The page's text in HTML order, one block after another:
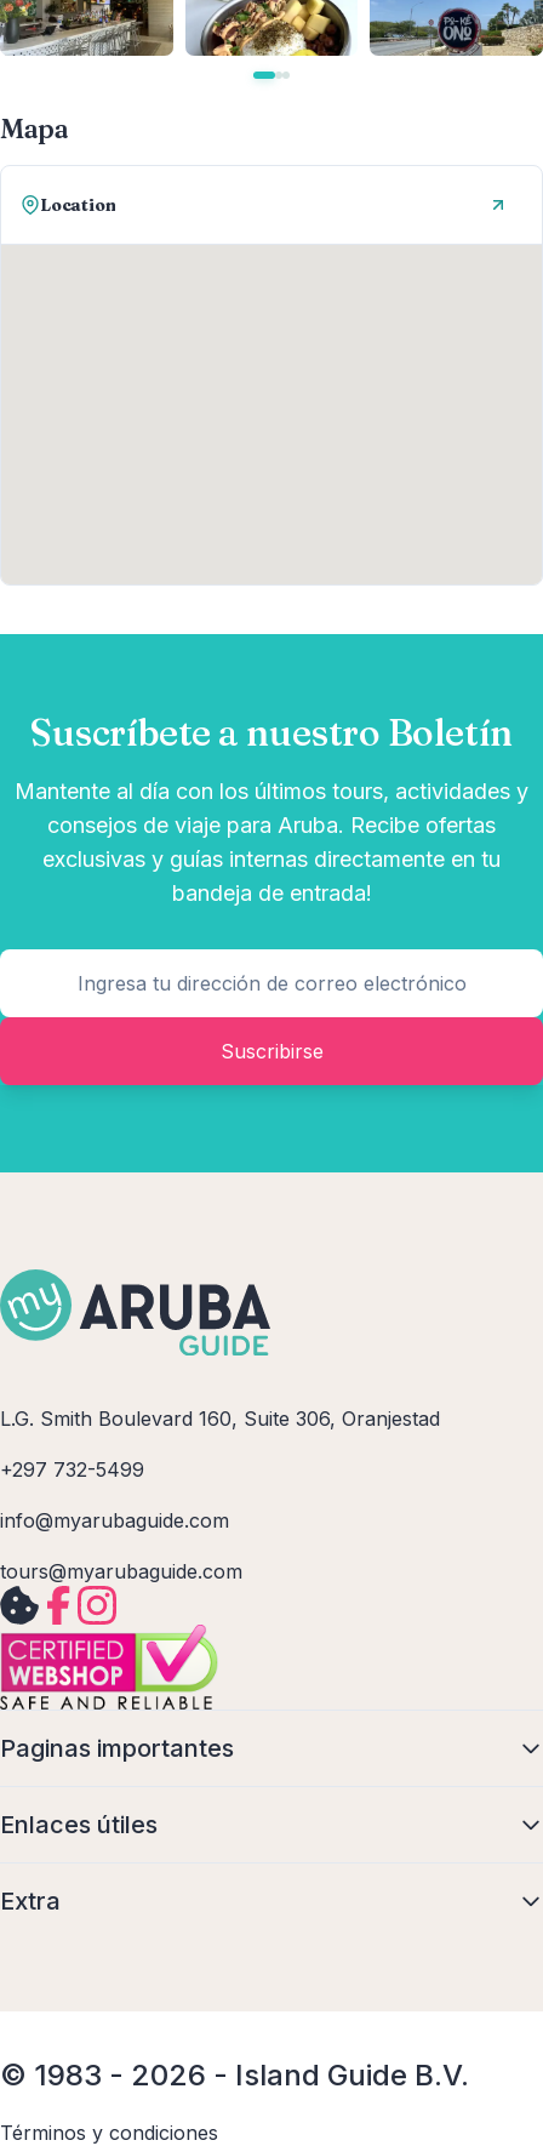
Mapa
Location
Suscríbete a nuestro Boletín
Mantente al día con los últimos tours, actividades y
consejos de viaje para Aruba. Recibe ofertas
exclusivas y guías internas directamente en tu
bandeja de entrada!
Suscribirse
L.G. Smith Boulevard 160, Suite 306, Oranjestad
+297 732-5499
info@myarubaguide.com
tours@myarubaguide.com
Paginas importantes
Enlaces útiles
Extra
© 1983 - 2026 - Island Guide B.V.
Términos y condiciones